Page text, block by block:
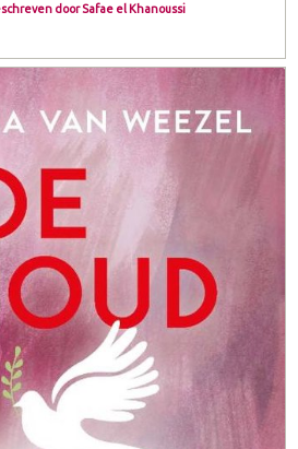
door Safae el Khanoussi